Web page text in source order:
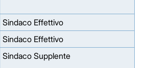
Sindaco Effettivo
Sindaco Effettivo
Sindaco Supplente